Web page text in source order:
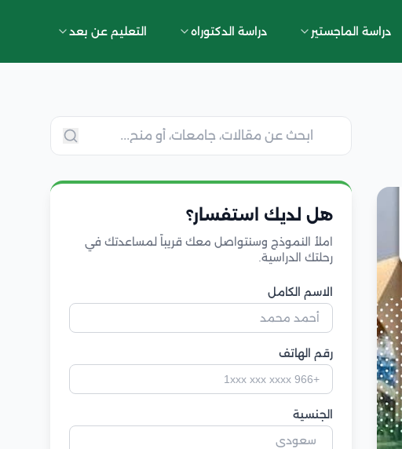
دراسة الماجستير دراسة الدكتوراه التعليم عن بعد
هل لديك استفسار؟
املأ النموذج وسنتواصل معك قريباً لمساعدتك في
رحلتك الدراسية.
الاسم الكامل
رقم الهاتف
الجنسية